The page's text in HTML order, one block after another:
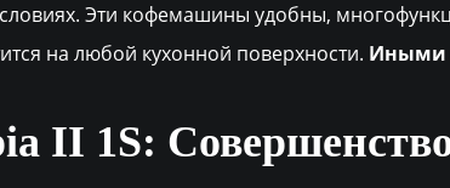
Эти кофемашины удобны,
на любой кухонной поверхности. Иными
II 1S: